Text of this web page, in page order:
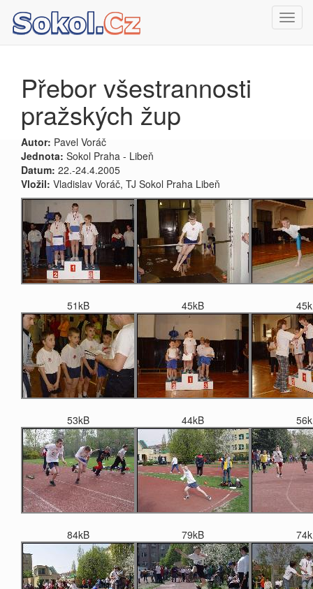
Přebor všestrannosti
pražských žup
Autor: Pavel Voráč
Jednota: Sokol Praha - Libeň
Datum: 22.-24.4.2005
Vložil: Vladislav Voráč, TJ Sokol Praha Libeň
51kB 45kB
53kB 44kB
84kB 79kB